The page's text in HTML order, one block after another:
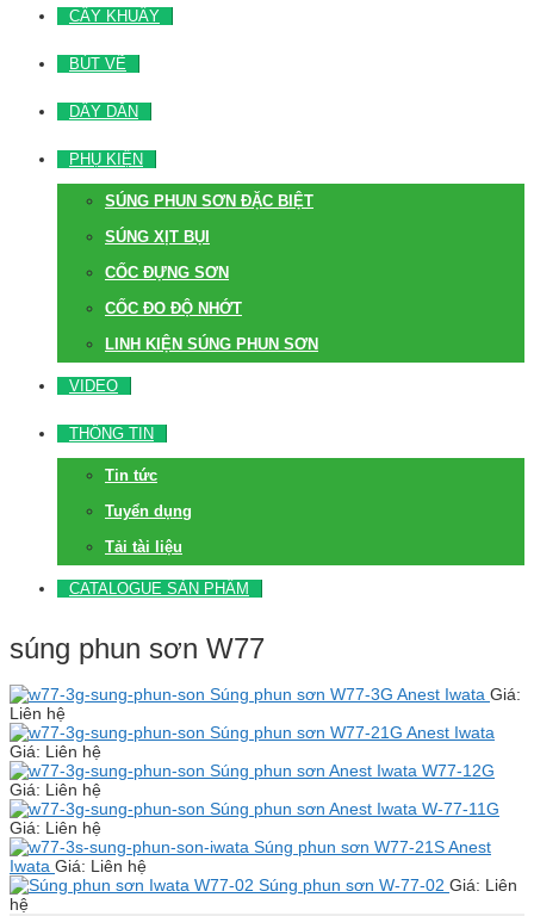
CÂY KHUẤY
BÚT VẼ
DÂY DẪN
PHỤ KIỆN
SÚNG PHUN SƠN ĐẶC BIỆT
SÚNG XỊT BỤI
CỐC ĐỰNG SƠN
CỐC ĐO ĐỘ NHỚT
LINH KIỆN SÚNG PHUN SƠN
VIDEO
THÔNG TIN
Tin tức
Tuyển dụng
Tải tài liệu
CATALOGUE SẢN PHẨM
súng phun sơn W77
Súng phun sơn W77-3G Anest Iwata Giá:
Liên hệ
Súng phun sơn W77-21G Anest Iwata
Giá: Liên hệ
Súng phun sơn Anest Iwata W77-12G
Giá: Liên hệ
Súng phun sơn Anest Iwata W-77-11G
Giá: Liên hệ
Súng phun sơn W77-21S Anest
Iwata Giá: Liên hệ
Súng phun sơn W-77-02 Giá: Liên
hệ